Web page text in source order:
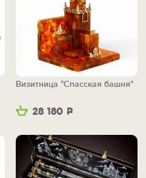
28 180 Р
Визитница "Спасская башня"